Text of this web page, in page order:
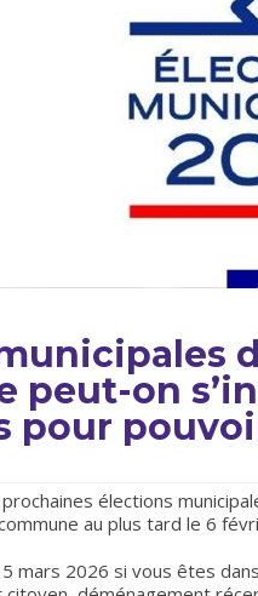
peut-on
pour
élections
au plus tard le 6
mars 2026 si vous êtes